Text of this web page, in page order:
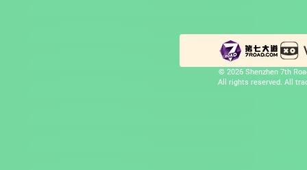
© 2026 Shenzhen 7th
All rights reserved. All